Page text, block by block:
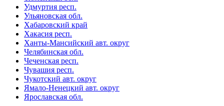
Удмуртия респ.
Ульяновская обл.
Хабаровский край
Хакасия респ.
Ханты-Мансийский авт. округ
Челябинская обл.
Чеченская респ.
Чувашия респ.
Чукотский авт. округ
Ямало-Ненецкий авт. округ
Ярославская обл.